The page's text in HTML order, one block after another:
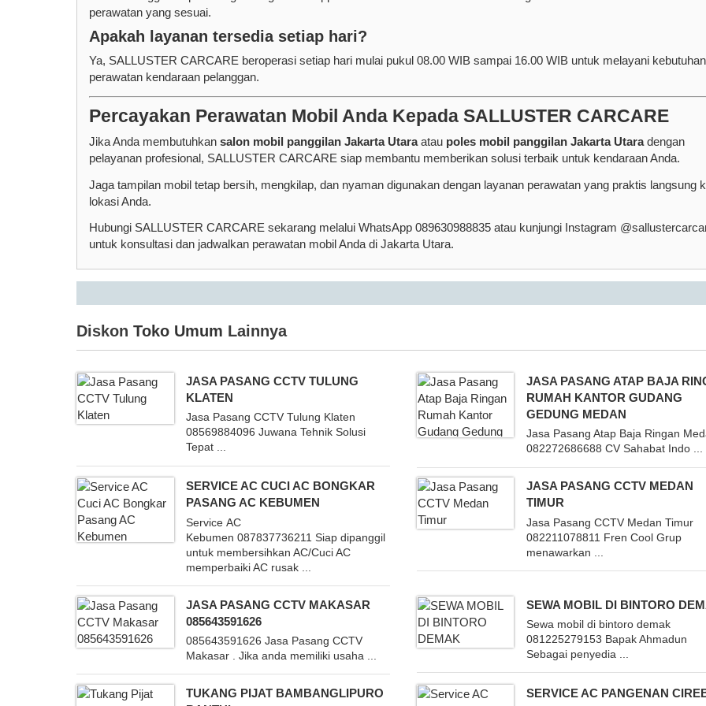
perawatan yang sesuai.
Apakah layanan tersedia setiap hari?
Ya, SALLUSTER CARCARE beroperasi setiap hari mulai pukul 08.00 WIB sampai 16.00 WIB untuk melayani kebutuhan
perawatan kendaraan pelanggan.
Percayakan Perawatan Mobil Anda Kepada SALLUSTER CARCARE
Jika Anda membutuhkan salon mobil panggilan Jakarta Utaraatau poles mobil panggilan Jakarta Utaradengan
pelayanan profesional, SALLUSTER CARCARE siap membantu memberikan solusi terbaik untuk kendaraan Anda.
Jaga tampilan mobil tetap bersih, mengkilap, dan nyaman digunakan dengan layanan perawatan yang praktis langsung
lokasi Anda.
Hubungi SALLUSTER CARCARE sekarang melalui WhatsApp 089630988835 atau kunjungi Instagram
untuk konsultasi dan jadwalkan perawatan mobil Anda di Jakarta Utara.
Diskon Toko Umum Lainnya
JASA PASANG CCTV TULUNG
KLATEN
Jasa Pasang CCTV Tulung Klaten
08569884096 Juwana Tehnik Solusi
Tepat ...
JASA PASANG ATAP BAJA
RUMAH KANTOR GUDANG
GEDUNG MEDAN
Jasa Pasang Atap Baja Ringan
082272686688 CV Sahabat Indo ...
SERVICE AC CUCI AC BONGKAR
PASANG AC KEBUMEN
Service AC
Kebumen 087837736211 Siap dipanggil
untuk membersihkan AC/Cuci AC
memperbaiki AC rusak ...
JASA PASANG CCTV MEDAN
TIMUR
Jasa Pasang CCTV Medan Timur
082211078811 Fren Cool Grup
menawarkan ...
JASA PASANG CCTV MAKASAR
085643591626
085643591626 Jasa Pasang CCTV
Makasar . Jika anda memiliki usaha ...
SEWA MOBIL DI BINTORO
Sewa mobil di bintoro demak
081225279153 Bapak Ahmadun
Sebagai penyedia ...
TUKANG PIJAT BAMBANGLIPURO
SERVICE AC PANGENAN